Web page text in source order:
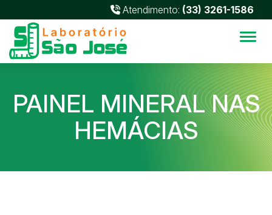
Atendimento: (33) 3261-1586
PAINEL MINERAL NAS
HEMÁCIAS